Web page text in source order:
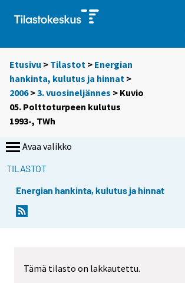
Etusivu > Tilastot > Energian
hankinta, kulutus ja hinnat >
2006>3. vuosineljännes > Kuvio
05. Polttoturpeen kulutus
1993-, TWh
Avaa valikko
TILASTOT
Energian hankinta, kulutus ja hinnat
Tämä tilasto on lakkautettu.